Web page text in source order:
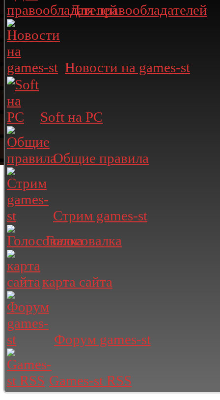
Для правообладателей
Новости на games-st
Soft на PC
Общие правила
Стрим games-st
Голосовалка
карта сайта
Форум games-st
Games-st RSS